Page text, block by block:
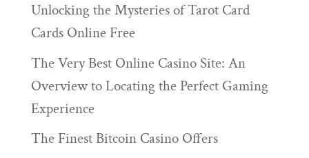
Unlocking the Mysteries of Tarot Card
Cards Online Free
The Very Best Online Casino Site: An
Overview to Locating the Perfect Gaming
Experience
The Finest Bitcoin Casino Offers